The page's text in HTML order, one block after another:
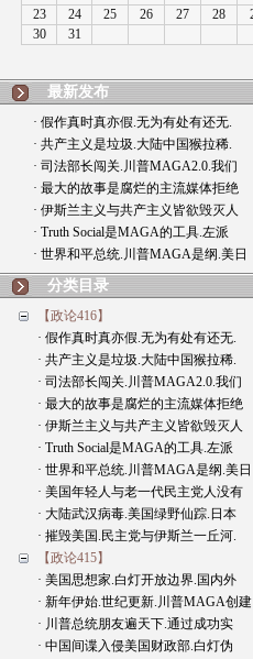
最新发布
· 假作真时真亦假.无为有处有还无.
· 共产主义是垃圾.大陆中国猴拉稀.
· 司法部长闯关.川普MAGA2.0.我们
· 最大的故事是腐烂的主流媒体拒绝
· 伊斯兰主义与共产主义皆欲毁灭人
· Truth Social是MAGA的工具.左派
· 世界和平总统.川普MAGA是纲.美日
分类目录
【政论416】
· 假作真时真亦假.无为有处有还无.
· 共产主义是垃圾.大陆中国猴拉稀.
· 司法部长闯关.川普MAGA2.0.我们
· 最大的故事是腐烂的主流媒体拒绝
· 伊斯兰主义与共产主义皆欲毁灭人
· Truth Social是MAGA的工具.左派
· 世界和平总统.川普MAGA是纲.美日
· 美国年轻人与老一代民主党人没有
· 大陆武汉病毒.美国绿野仙踪.日本
· 摧毁美国.民主党与伊斯兰一丘河.
【政论415】
· 美国思想家.白灯开放边界.国内外
· 新年伊始.世纪更新.川普MAGA创建
· 川普总统朋友遍天下.通过成功实
· 中国间谍入侵美国财政部.白灯伪